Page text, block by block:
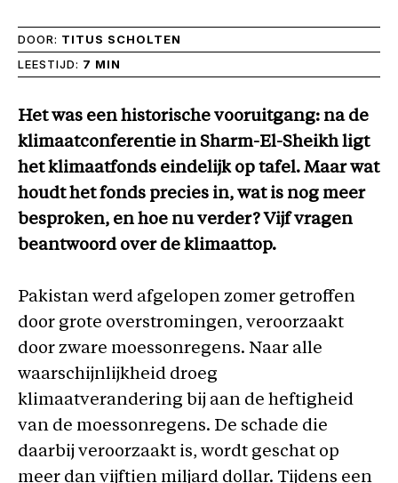
DOOR: TITUS SCHOLTEN
LEESTIJD: 7 MIN
Het was een historische vooruitgang: na de
klimaatconferentie in Sharm-El-Sheikh ligt
het klimaatfonds eindelijk op tafel. Maar wat
houdt het fonds precies in, wat is nog meer
besproken, en hoe nu verder? Vijf vragen
beantwoord over de klimaattop.
Pakistan werd afgelopen zomer getroffen
door grote overstromingen, veroorzaakt
door zware moessonregens. Naar alle
waarschijnlijkheid droeg
klimaatverandering bij aan de heftigheid
van de moessonregens. De schade die
daarbij veroorzaakt is, wordt geschat op
meer dan vijftien miljard dollar. Tijdens een